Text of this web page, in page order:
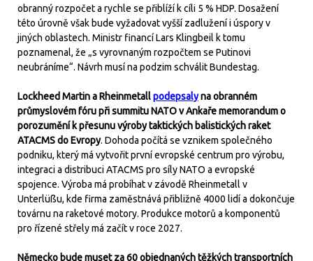
obranný rozpočet a rychle se přiblíží k cíli 5 % HDP. Dosažení
této úrovně však bude vyžadovat vyšší zadlužení i úspory v
jiných oblastech. Ministr financí Lars Klingbeil k tomu
poznamenal, že „s vyrovnaným rozpočtem se Putinovi
neubráníme“. Návrh musí na podzim schválit Bundestag.
Lockheed Martin a Rheinmetallpodepsalyna obranném
průmyslovém fóru při summitu NATO v Ankaře memorandum o
porozumění k přesunu výroby taktických balistických raket
ATACMS do Evropy. Dohoda počítá se vznikem společného
podniku, který má vytvořit první evropské centrum pro výrobu,
integraci a distribuci ATACMS pro síly NATO a evropské
spojence. Výroba má probíhat v závodě Rheinmetall v
Unterlüßu, kde firma zaměstnává přibližně 4000 lidí a dokončuje
továrnu na raketové motory. Produkce motorů a komponentů
pro řízené střely má začít v roce 2027.
Německo bude muset za 60 objednaných těžkých transportních